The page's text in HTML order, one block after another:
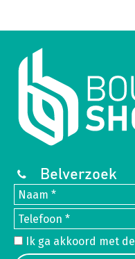
Belverzoek
Ik ga akkoord met de